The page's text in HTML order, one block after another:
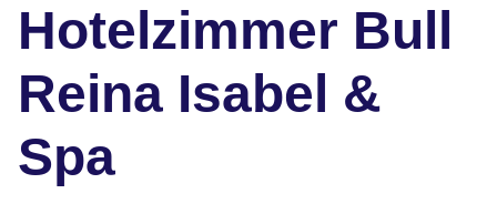
Hotelzimmer Bull
Reina Isabel &
Spa